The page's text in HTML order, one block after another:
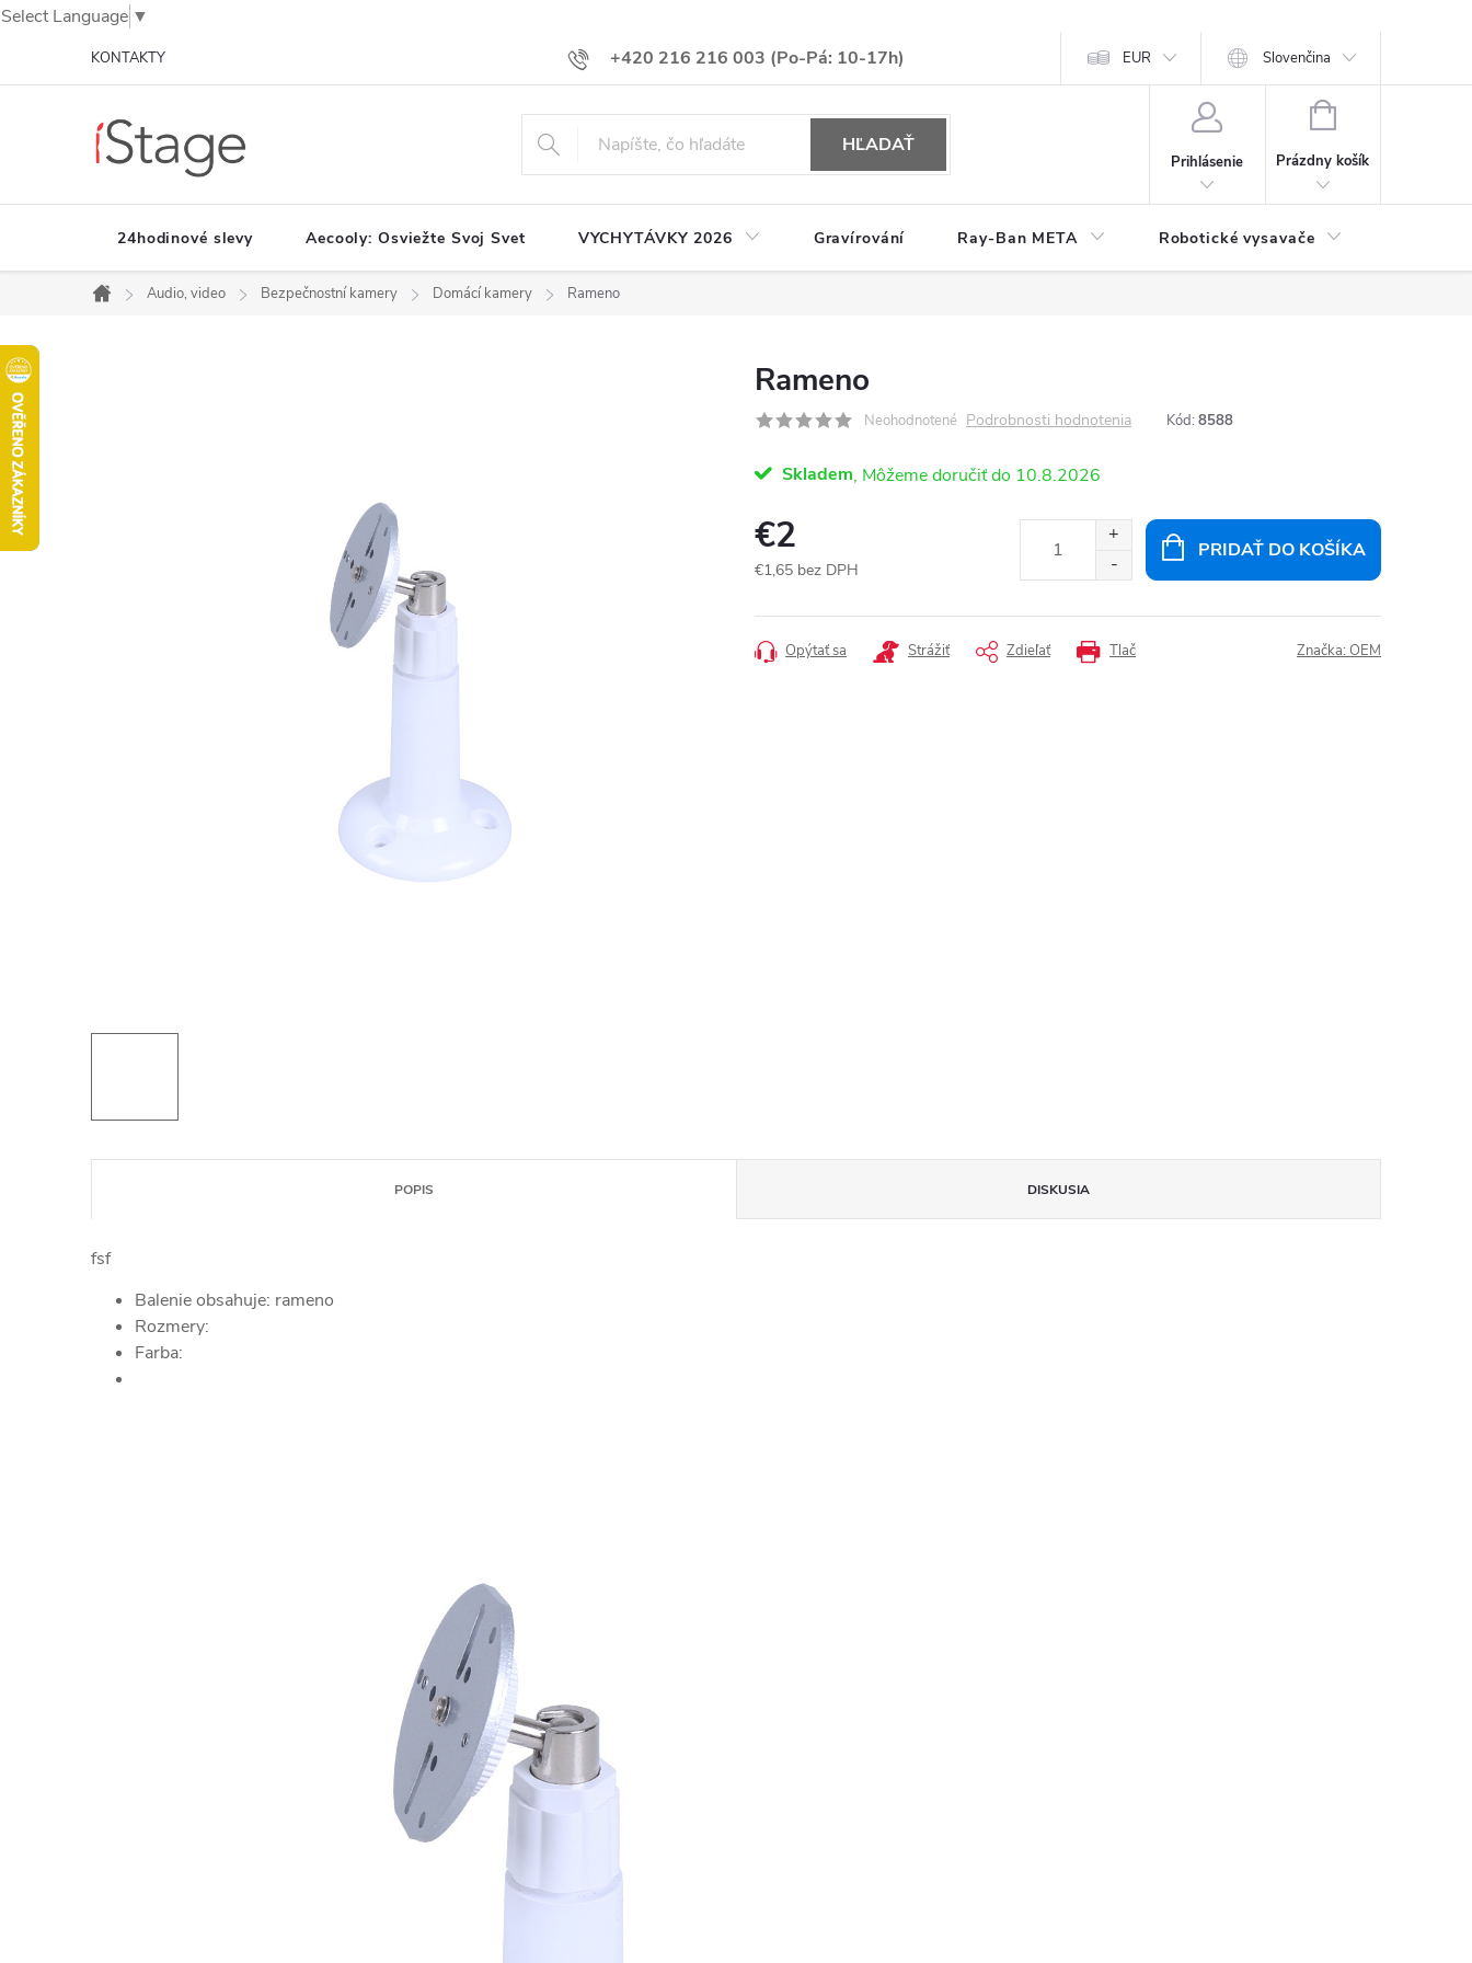
Select Language ▼
+420 216 216 003
KONTAKTY EUR Slovenčina
HĽADAŤ
Prihlásenie
NÁKUPNÝ
Prázdny košík
24hodinové slevy Aecooly: Osviežte Svoj Svet VYCHYTÁVKY 2026 Gravírování Ray-Ban META Robotické vysavače
Domov
Audio, video Bezpečnostní kamery Domácí kamery Rameno
Rameno
Neohodnotené Podrobnosti hodnotenia Kód: 8588
Skladem 10.8.2026
€2
€1,65 bez DPH
cena:
PRIDAŤ DO KOŠÍKA
Tlač
Opýtať sa Strážiť Zdieľať Značka: OEM
POPIS DISKUSIA
fsf
Balenie obsahuje: rameno
Rozmery:
Farba: